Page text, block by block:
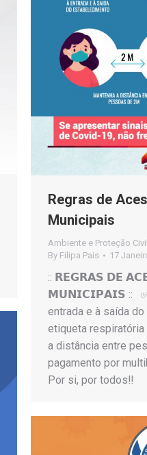
Regras de
Municipais
Ambiente e Proteção Civil
By Filipa Pais 17
:: 𝗥𝗘𝗚𝗥𝗔𝗦 𝗗𝗘
𝗠𝗨𝗡𝗜𝗖𝗜𝗣𝗔𝗜𝗦 :: ✅
entrada e à saída
etiqueta respiratória
a distância entre
pagamento por
Por si, por todos‼️